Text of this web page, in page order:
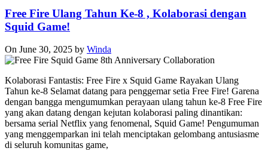
Free Fire Ulang Tahun Ke-8 , Kolaborasi dengan
Squid Game!
On June 30, 2025 by Winda
Kolaborasi Fantastis: Free Fire x Squid Game Rayakan Ulang
Tahun ke-8 Selamat datang para penggemar setia Free Fire! Garena
dengan bangga mengumumkan perayaan ulang tahun ke-8 Free Fire
yang akan datang dengan kejutan kolaborasi paling dinantikan:
bersama serial Netflix yang fenomenal, Squid Game! Pengumuman
yang menggemparkan ini telah menciptakan gelombang antusiasme
di seluruh komunitas game,